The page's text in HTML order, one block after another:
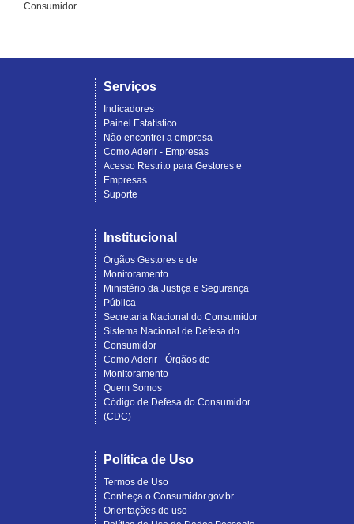
Consumidor.
Serviços
Indicadores
Painel Estatístico
Não encontrei a empresa
Como Aderir - Empresas
Acesso Restrito para Gestores e
Empresas
Suporte
Institucional
Órgãos Gestores e de
Monitoramento
Ministério da Justiça e Segurança
Pública
Secretaria Nacional do Consumidor
Sistema Nacional de Defesa do
Consumidor
Como Aderir - Órgãos de
Monitoramento
Quem Somos
Código de Defesa do Consumidor
(CDC)
Política de Uso
Termos de Uso
Conheça o Consumidor.gov.br
Orientações de uso